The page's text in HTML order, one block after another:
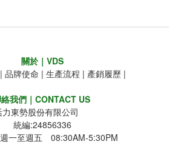
關於｜VDS
| 品牌使命 | 生產流程 | 產銷履歷 |
我們｜CONTACT US
力東勢股份有限公司
統編:24856336
週一至週五 08:30AM-5:30PM